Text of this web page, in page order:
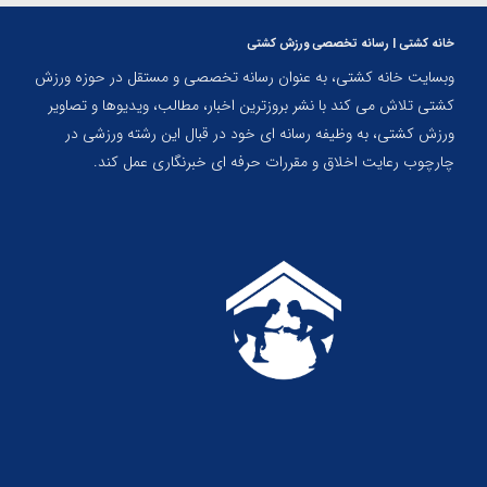
خانه کشتی | رسانه تخصصی ورزش کشتی
وبسایت خانه کشتی، به عنوان رسانه تخصصی و مستقل در حوزه ورزش
کشتی تلاش می کند با نشر بروزترین اخبار، مطالب، ویدیوها و تصاویر
ورزش کشتی، به وظیفه رسانه ای خود در قبال این رشته ورزشی در
چارچوب رعایت اخلاق و مقررات حرفه ای خبرنگاری عمل کند.